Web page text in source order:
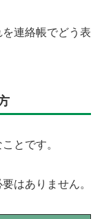
連絡帳でどう表
とです。
はありません。